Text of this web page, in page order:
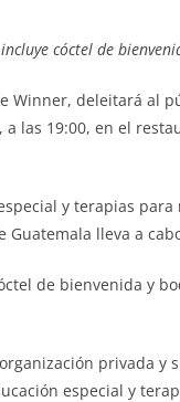
cóctel de
Winner, deleitará al
las 19:00, en el
y terapias
lleva a
de bienvenida y
privada y
especial y